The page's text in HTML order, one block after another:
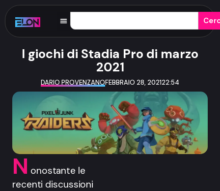
I giochi di Stadia Pro di marzo
2021
DARIO PROVENZANOFEBBRAIO 28, 202122:54
N onostante le
recenti discussioni